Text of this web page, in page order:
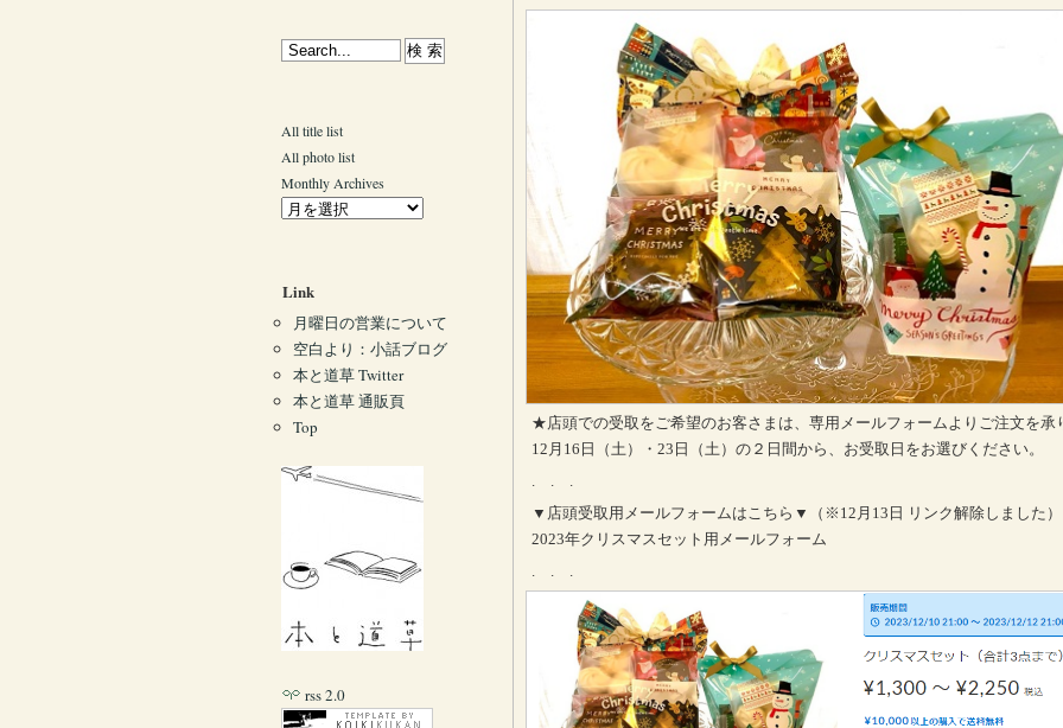
★店頭での受取をご希望のお客さまは、専用メールフォームよりご注文を承
12月16日（土）・23日（土）の２日間から、お受取日をお選びください。
. . .
▼店頭受取用メールフォームはこちら▼（※12月13日 リンク解除しました）
2023年クリスマスセット用メールフォーム
. . .
All title list
All photo list
Monthly Archives
Link
月曜日の営業について
空白より：小話ブログ
本と道草 Twitter
本と道草 通販頁
Top
rss 2.0